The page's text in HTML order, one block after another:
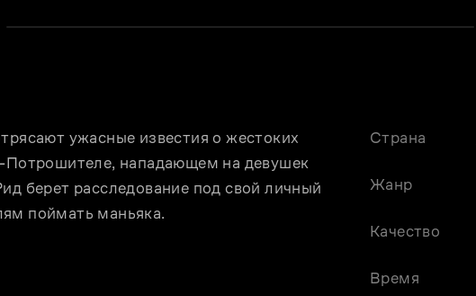
ужасные известия о жестоких
Потрошителе, нападающем на девушек
берeт расследование под свой личный
поймать маньяка.
Страна
Жанр
Качество
Время